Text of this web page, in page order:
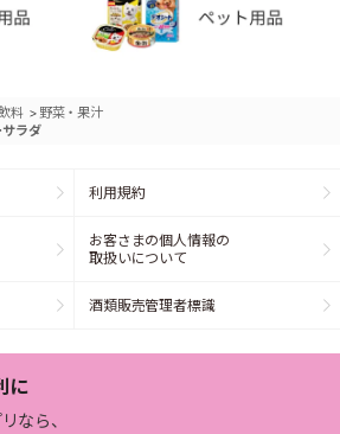
料 > 野菜・果汁
ラダ
利用規約
お客さまの個人情報の
取扱いについて
酒類販売管理者標識
に
なら、